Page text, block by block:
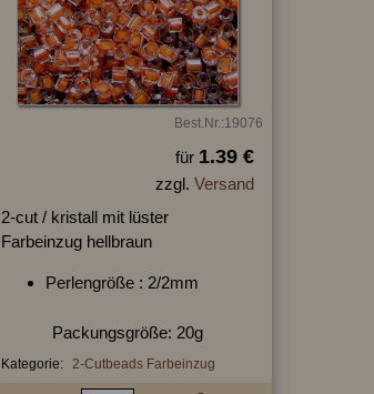
Best.Nr.:19076
für 1.39 €
zzgl. Versand
2-cut / kristall mit lüster
Farbeinzug hellbraun
Perlengröße : 2/2mm
Packungsgröße: 20g
Kategorie: 2-Cutbeads Farbeinzug